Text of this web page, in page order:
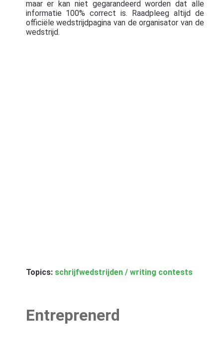
maar er kan niet gegarandeerd worden dat alle
informatie 100% correct is. Raadpleeg altijd de
officiële wedstrijdpagina van de organisator van de
wedstrijd.
Topics: schrijfwedstrijden / writing contests
Entreprenerd